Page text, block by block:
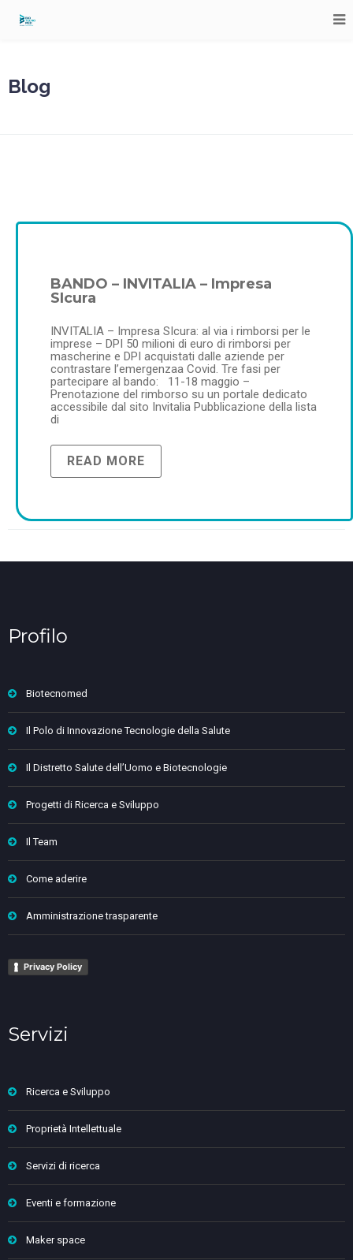
Blog
BANDO – INVITALIA – Impresa
SIcura
INVITALIA – Impresa SIcura: al via i rimborsi per le
imprese – DPI 50 milioni di euro di rimborsi per
mascherine e DPI acquistati dalle aziende per
contrastare l’emergenzaa Covid. Tre fasi per
partecipare al bando: 11-18 maggio –
Prenotazione del rimborso su un portale dedicato
accessibile dal sito Invitalia Pubblicazione della lista
di
READ MORE
Profilo
Biotecnomed
Il Polo di Innovazione Tecnologie della Salute
Il Distretto Salute dell’Uomo e Biotecnologie
Progetti di Ricerca e Sviluppo
Il Team
Come aderire
Amministrazione trasparente
Privacy Policy
Servizi
Ricerca e Sviluppo
Proprietà Intellettuale
Servizi di ricerca
Eventi e formazione
Maker space